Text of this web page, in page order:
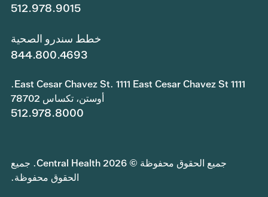
512.978.9015
خطط سندرو الصحية
844.800.4693
1111 East Cesar Chavez St. 1111 East Cesar Chavez St.
أوستن، تكساس 78702
512.978.8000
جميع الحقوق محفوظة © 2026 Central Health. جميع
الحقوق محفوظة.